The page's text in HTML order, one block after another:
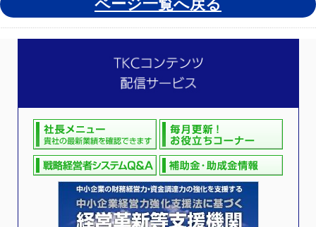
ページ一覧へ戻る